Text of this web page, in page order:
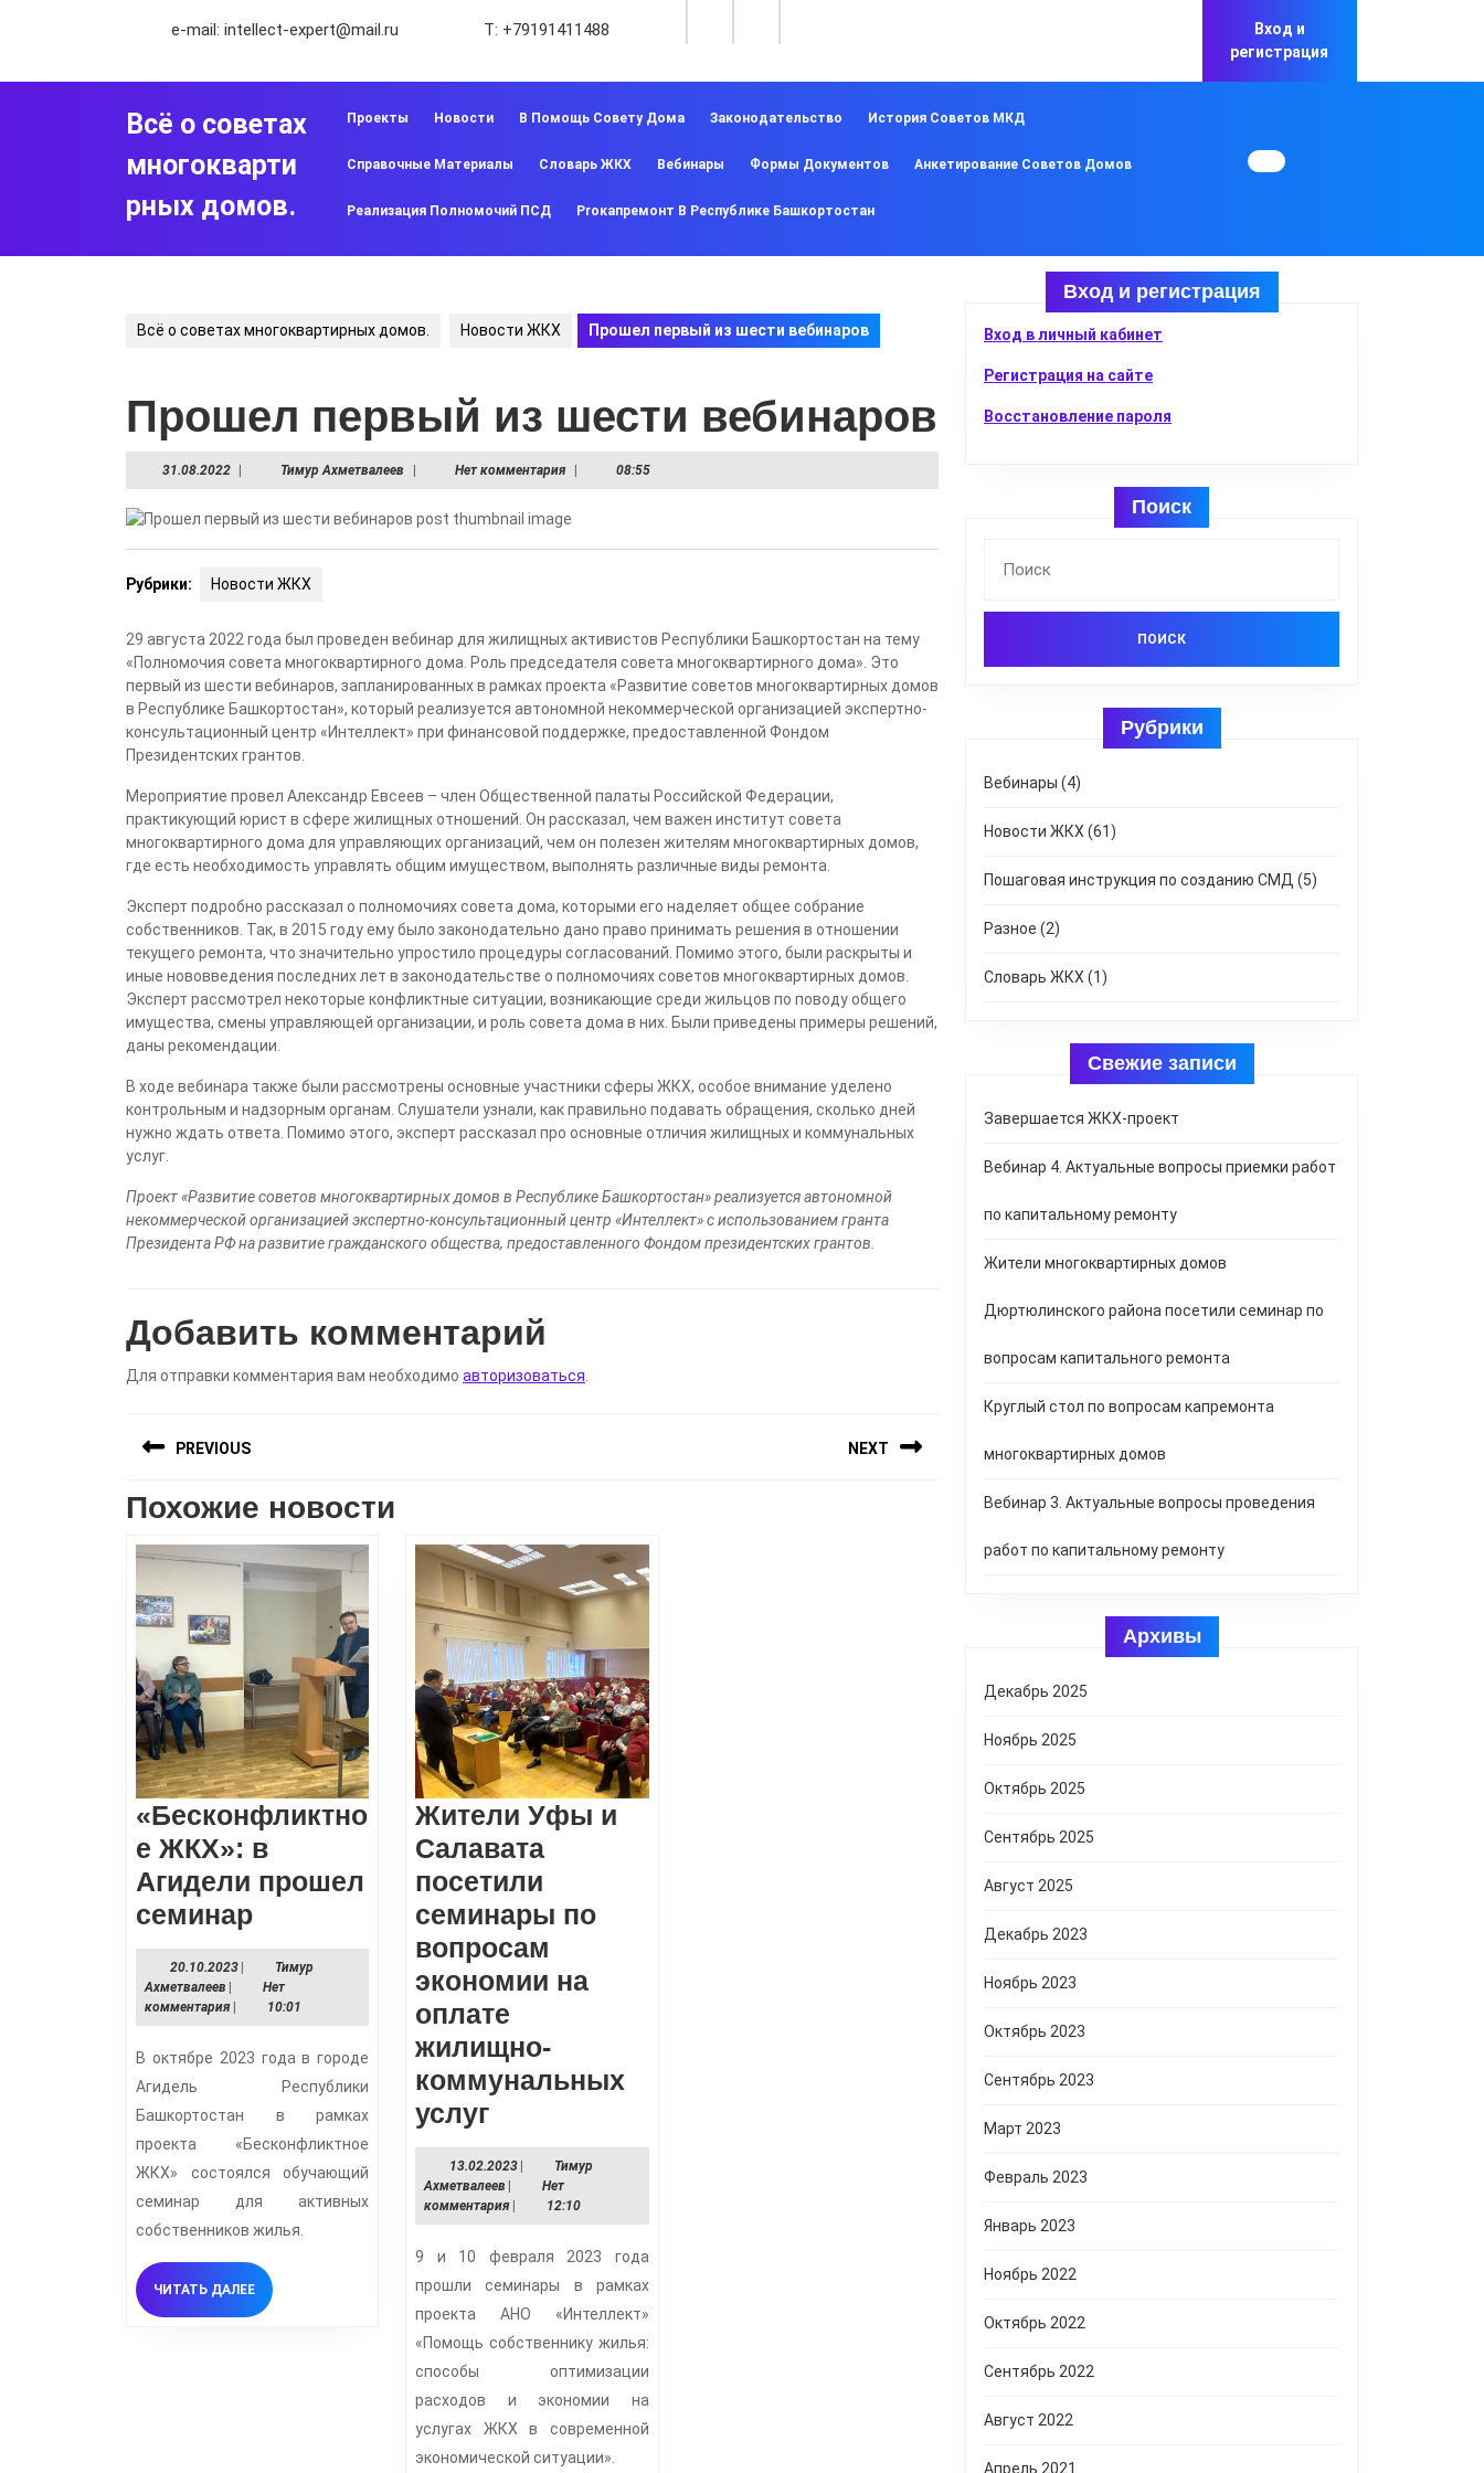
e-mail: intellect-expert@mail.ru Т: +79191411488
Вход и
регистрация
Всё о советах
многокварти
рных домов.
Проекты Новости В Помощь Совету Дома Законодательство История Советов МКД
Справочные Материалы Словарь ЖКХ Вебинары Формы Документов Анкетирование Советов Домов
Реализация Полномочий ПСД Proкапремонт В Республике Башкортостан
Всё о советах многоквартирных домов. Новости ЖКХ Прошел первый из шести вебинаров
Прошел первый из шести вебинаров
31.08.202231.08.2022Тимур Ахметвалеев Тимур
Ахметвалеев
Нет комментария 08:55
Рубрики: Новости ЖКХ
29 августа 2022 года был проведен вебинар для жилищных активистов Республики Башкортостан на тему
«Полномочия совета многоквартирного дома. Роль председателя совета многоквартирного дома». Это
первый из шести вебинаров, запланированных в рамках проекта «Развитие советов многоквартирных домов
в Республике Башкортостан», который реализуется автономной некоммерческой организацией экспертно-
консультационный центр «Интеллект» при финансовой поддержке, предоставленной Фондом
Президентских грантов.
Мероприятие провел Александр Евсеев – член Общественной палаты Российской Федерации,
практикующий юрист в сфере жилищных отношений. Он рассказал, чем важен институт совета
многоквартирного дома для управляющих организаций, чем он полезен жителям многоквартирных домов,
где есть необходимость управлять общим имуществом, выполнять различные виды ремонта.
Эксперт подробно рассказал о полномочиях совета дома, которыми его наделяет общее собрание
собственников. Так, в 2015 году ему было законодательно дано право принимать решения в отношении
текущего ремонта, что значительно упростило процедуры согласований. Помимо этого, были раскрыты и
иные нововведения последних лет в законодательстве о полномочиях советов многоквартирных домов.
Эксперт рассмотрел некоторые конфликтные ситуации, возникающие среди жильцов по поводу общего
имущества, смены управляющей организации, и роль совета дома в них. Были приведены примеры решений,
даны рекомендации.
В ходе вебинара также были рассмотрены основные участники сферы ЖКХ, особое внимание уделено
контрольным и надзорным органам. Слушатели узнали, как правильно подавать обращения, сколько дней
нужно ждать ответа. Помимо этого, эксперт рассказал про основные отличия жилищных и коммунальных
услуг.
Проект «Развитие советов многоквартирных домов в Республике Башкортостан» реализуетсяавтономной
некоммерческой организацией экспертно-консультационный центр «Интеллект»с использованием гранта
Президента РФ на развитие гражданского общества, предоставленного Фондом президентских грантов.
Добавить комментарий
Для отправки комментария вам необходимо авторизоваться
записям
PREVIOUS
Предыдущая
NEXT
Похожие новости
«Бесконфликтно
е ЖКХ»: в
Агидели прошел
семинар«Бесконфликтное
ЖКХ»:
в
Агидели
прошел
семинар
20.10.202320.10.2023
|
Тимур
Ахметвалеев Тимур
Ахметвалеев
|
Нет
комментария | 10:01
В октябре 2023 года в городе
Агидель Республики
Башкортостан в рамках
проекта «Бесконфликтное
ЖКХ» состоялся обучающий
семинар для активных
собственников жилья.
ЧИТАТЬ ДАЛЕЕЧИТАТЬ
ДАЛЕЕ
Жители Уфы и
Салавата
посетили
семинары по
вопросам
экономии на
оплате
жилищно-
коммунальных
услугЖители
Уфы
и
Салавата
посетили
семинары
по
вопросам
экономии
на
оплате
13.02.202313.02.2023
|
Тимур
Ахметвалеев Тимур
Ахметвалеев
|
Нет
комментария | 12:10
9 и 10 февраля 2023 года
прошли семинары в рамках
проекта АНО «Интеллект»
«Помощь собственнику жилья:
способы оптимизации
расходов и экономии на
услугах ЖКХ в современной
экономической ситуации».
Вход и регистрация
Вход в личный кабинет
Регистрация на сайте
Восстановление пароля
Поиск
Рубрики
Вебинары (4)
Новости ЖКХ (61)
Пошаговая инструкция по созданию СМД (5)
Разное (2)
Словарь ЖКХ (1)
Свежие записи
Завершается ЖКХ-проект
Вебинар 4. Актуальные вопросы приемки работ
по капитальному ремонту
Жители многоквартирных домов
Дюртюлинского района посетили семинар по
вопросам капитального ремонта
Круглый стол по вопросам капремонта
многоквартирных домов
Вебинар 3. Актуальные вопросы проведения
работ по капитальному ремонту
Архивы
Декабрь 2025
Ноябрь 2025
Октябрь 2025
Сентябрь 2025
Август 2025
Декабрь 2023
Ноябрь 2023
Октябрь 2023
Сентябрь 2023
Март 2023
Февраль 2023
Январь 2023
Ноябрь 2022
Октябрь 2022
Сентябрь 2022
Август 2022
Апрель 2021